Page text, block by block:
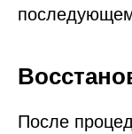
После